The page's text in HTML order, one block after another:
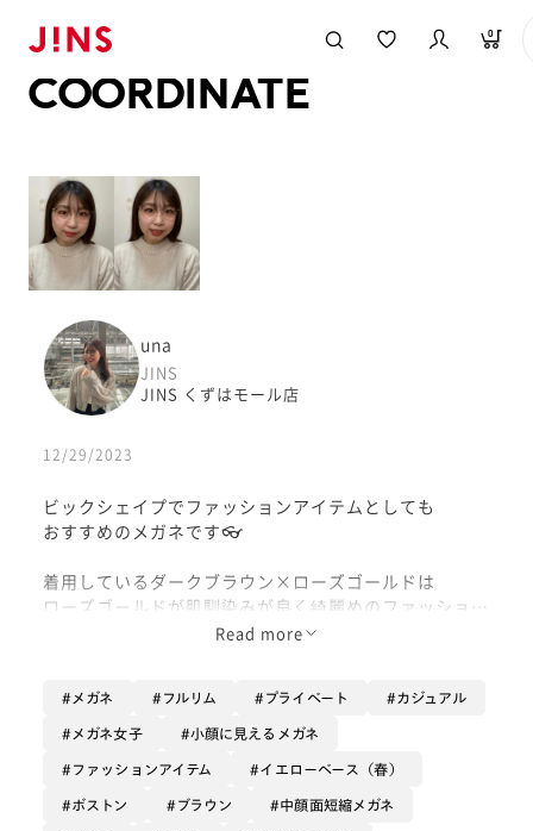
0
COORDINATE
una
JINS
JINS くずはモール店
12/29/2023
ビックシェイプでファッションアイテムとしても
おすすめのメガネです👓
着用しているダークブラウン×ローズゴールドは
ローズゴールドが肌馴染みが良く綺麗めのファッション
Read more
メガネ フルリム プライベート カジュアル
メガネ女子 小顔に見えるメガネ
ファッションアイテム イエローベース（春）
ボストン ブラウン 中顔面短縮メガネ